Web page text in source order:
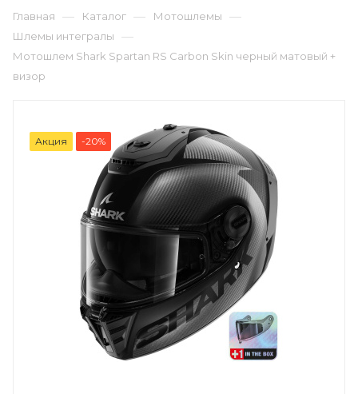
Главная — Каталог — Мотошлемы —
Шлемы интегралы —
Мотошлем Shark Spartan RS Carbon Skin черный матовый +
визор
Акция -20%